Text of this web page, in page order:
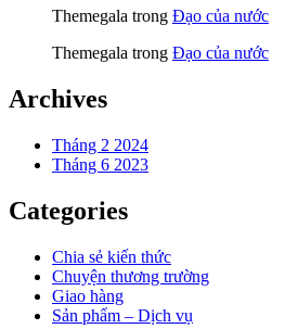
Themegala trong Đạo của nước
Themegala trong Đạo của nước
Archives
Tháng 2 2024
Tháng 6 2023
Categories
Chia sẻ kiến thức
Chuyện thương trường
Giao hàng
Sản phẩm – Dịch vụ